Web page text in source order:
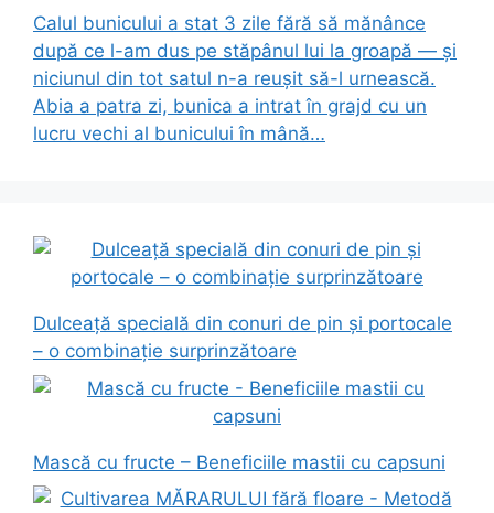
Calul bunicului a stat 3 zile fără să mănânce
după ce l-am dus pe stăpânul lui la groapă — și
niciunul din tot satul n-a reușit să-l urnească.
Abia a patra zi, bunica a intrat în grajd cu un
lucru vechi al bunicului în mână…
Dulceață specială din conuri de pin și portocale
– o combinație surprinzătoare
Mască cu fructe – Beneficiile mastii cu capsuni